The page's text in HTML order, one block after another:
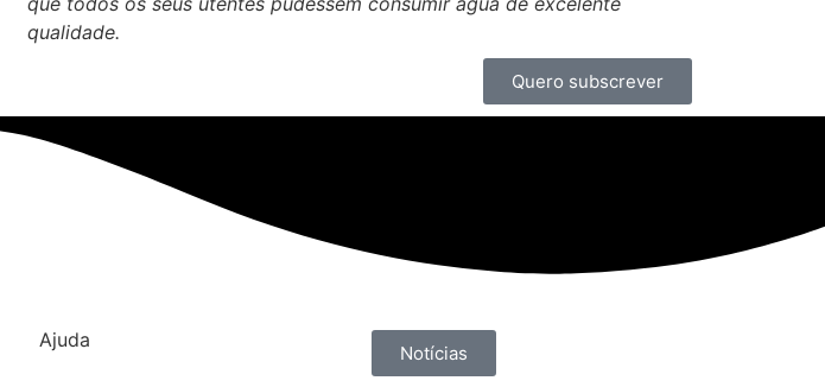
qualidade.
Quero subscrever
Ajuda
Notícias